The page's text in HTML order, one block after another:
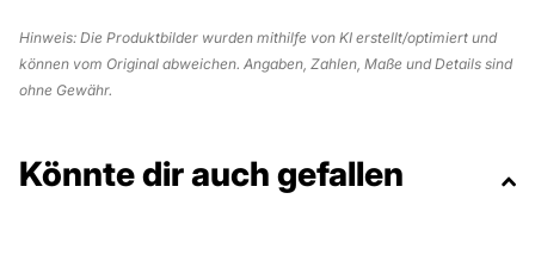
Hinweis: Die Produktbilder wurden mithilfe von KI erstellt/optimiert und
können vom Original abweichen. Angaben, Zahlen, Maße und Details sind
ohne Gewähr.
Könnte dir auch gefallen